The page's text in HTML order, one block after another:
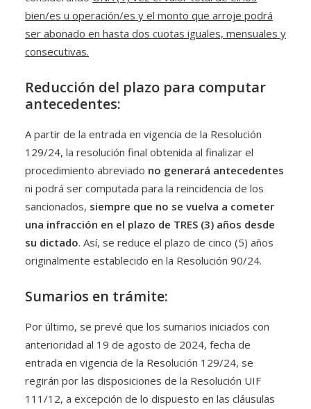
bien/es u operación/es y el monto que arroje podrá
ser abonado en hasta dos cuotas iguales, mensuales y
consecutivas.
Reducción del plazo para computar
antecedentes:
A partir de la entrada en vigencia de la Resolución
129/24, la resolución final obtenida al finalizar el
procedimiento abreviado no generará antecedentes
ni podrá ser computada para la reincidencia de los
sancionados, siempre que no se vuelva a cometer
una infracción en el plazo de TRES (3) años desde
su dictado. Así, se reduce el plazo de cinco (5) años
originalmente establecido en la Resolución 90/24.
Sumarios en trámite:
Por último, se prevé que los sumarios iniciados con
anterioridad al 19 de agosto de 2024, fecha de
entrada en vigencia de la Resolución 129/24, se
regirán por las disposiciones de la Resolución UIF
111/12, a excepción de lo dispuesto en las cláusulas